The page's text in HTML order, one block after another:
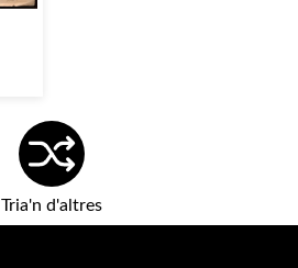
Tria'n d'altres